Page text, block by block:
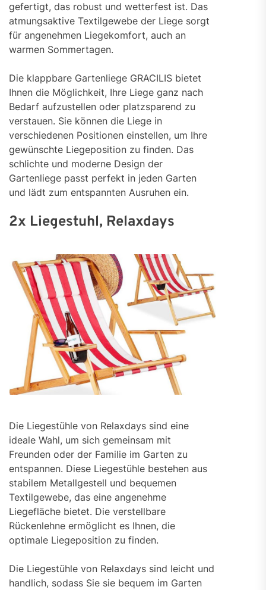
gefertigt, das robust und wetterfest ist. Das
atmungsaktive Textilgewebe der Liege sorgt
für angenehmen Liegekomfort, auch an
warmen Sommertagen.
Die klappbare Gartenliege GRACILIS bietet
Ihnen die Möglichkeit, Ihre Liege ganz nach
Bedarf aufzustellen oder platzsparend zu
verstauen. Sie können die Liege in
verschiedenen Positionen einstellen, um Ihre
gewünschte Liegeposition zu finden. Das
schlichte und moderne Design der
Gartenliege passt perfekt in jeden Garten
und lädt zum entspannten Ausruhen ein.
2x Liegestuhl, Relaxdays
Die Liegestühle von Relaxdays sind eine
ideale Wahl, um sich gemeinsam mit
Freunden oder der Familie im Garten zu
entspannen. Diese Liegestühle bestehen aus
stabilem Metallgestell und bequemen
Textilgewebe, das eine angenehme
Liegefläche bietet. Die verstellbare
Rückenlehne ermöglicht es Ihnen, die
optimale Liegeposition zu finden.
Die Liegestühle von Relaxdays sind leicht und
handlich, sodass Sie sie bequem im Garten